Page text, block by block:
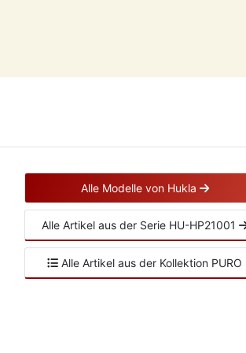
Alle Modelle von Hukla
Alle Artikel aus der Serie HU-HP21001
Alle Artikel aus der Kollektion PURO